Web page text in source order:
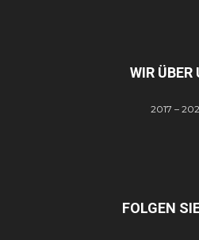
WIR ÜBER
2017 –
FOLGEN